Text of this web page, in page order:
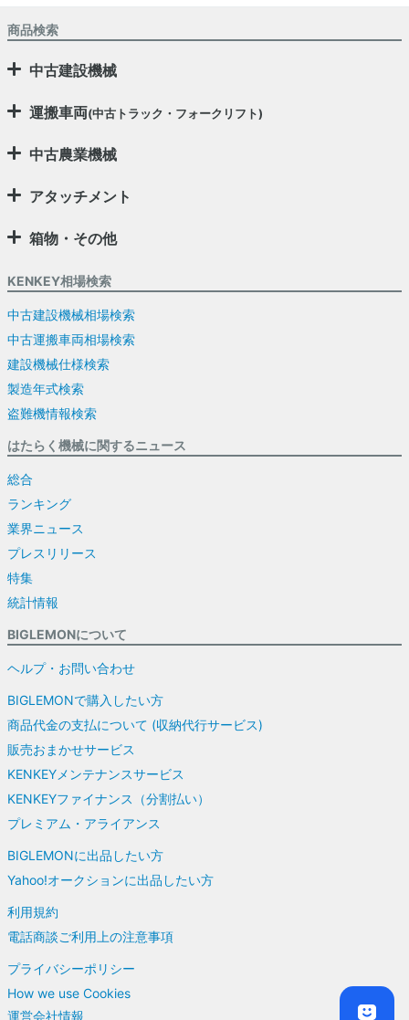
商品検索
中古建設機械
運搬車両(中古トラック・フォークリフト)
中古農業機械
アタッチメント
箱物・その他
KENKEY相場検索
中古建設機械相場検索
中古運搬車両相場検索
建設機械仕様検索
製造年式検索
盗難機情報検索
はたらく機械に関するニュース
総合
ランキング
業界ニュース
プレスリリース
特集
統計情報
BIGLEMONについて
ヘルプ・お問い合わせ
BIGLEMONで購入したい方
商品代金の支払について (収納代行サービス)
販売おまかせサービス
KENKEYメンテナンスサービス
KENKEYファイナンス（分割払い）
プレミアム・アライアンス
BIGLEMONに出品したい方
Yahoo!オークションに出品したい方
利用規約
電話商談ご利用上の注意事項
プライバシーポリシー
How we use Cookies
運営会社情報